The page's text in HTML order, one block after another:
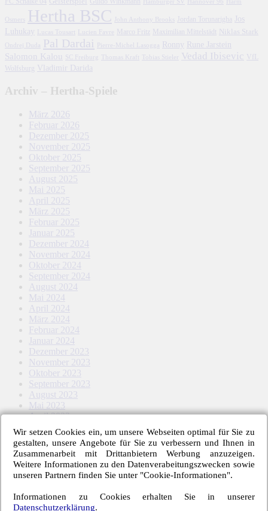
Hertha BSC Jordan Torunarigha
Jos
Luhukay
Marco Fritz Maximilian Mittelstädt Niklas Stark
Pal Dardai Pierre-Michel Lasogga Ronny Rune Jarstein
Salomon Kalou SC Freiburg Tobias Stieler Vedad Ibisevic
VfL
Wolfsburg Vladimir Darida
Archiv – Hertha-Spiele
März 2026
Februar 2026
Dezember 2025
November 2025
Oktober 2025
September 2025
August 2025
Mai 2025
April 2025
März 2025
Februar 2025
Januar 2025
Dezember 2024
November 2024
Oktober 2024
September 2024
August 2024
Mai 2024
April 2024
März 2024
Februar 2024
Januar 2024
Dezember 2023
November 2023
Oktober 2023
September 2023
August 2023
Mai 2023
April 2023
März 2023
Februar 2023
Januar 2023
November 2022
Oktober 2022
September 2022
August 2022
Mai 2022
Wir setzen Cookies ein, um unsere Webseiten optimal für Sie zu
gestalten, unsere Angebote für Sie zu verbessern und Ihnen in
Zusammenarbeit mit Drittanbietern Werbung anzuzeigen.
Weitere Informationen zu den Datenverabeitungszwecken sowie
unseren Partnern finden Sie unter "Cookie-Informationen".
Informationen zu Cookies erhalten Sie in unserer
Datenschutzerklärung.